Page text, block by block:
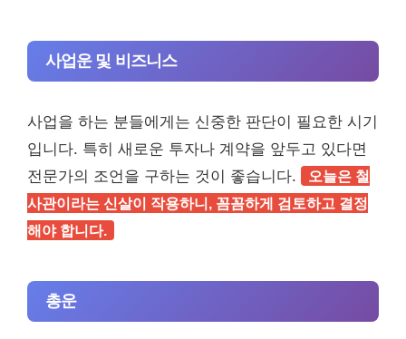
사업운 및 비즈니스
사업을 하는 분들에게는 신중한 판단이 필요한 시기
입니다. 특히 새로운 투자나 계약을 앞두고 있다면
전문가의 조언을 구하는 것이 좋습니다.
오늘은 철
사관이라는 신살이 작용하니, 꼼꼼하게 검토하고 결정
해야 합니다.
총운